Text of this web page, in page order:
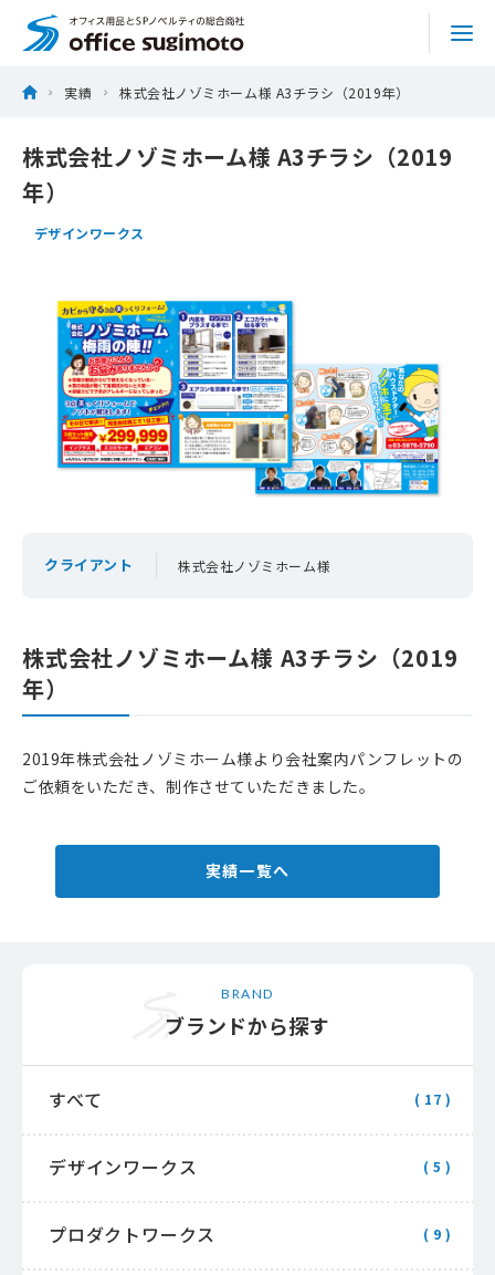
株式会社オフィススギモト
サービス
実績
トピックス
会社情報
24時間365日受付中！
ホーム
実績 株式会社ノゾミホーム様 A3チラシ（2019年）
株式会社ノゾミホーム様 A3チラシ（2019
年）
デザインワークス
クライアント 株式会社ノゾミホーム様
株式会社ノゾミホーム様 A3チラシ（2019
年）
2019年株式会社ノゾミホーム様より会社案内パンフレットの
ご依頼をいただき、制作させていただきました。
実績一覧へ
ブランドから探す
BRAND
すべて ( 17 )
デザインワークス ( 5 )
プロダクトワークス ( 9 )